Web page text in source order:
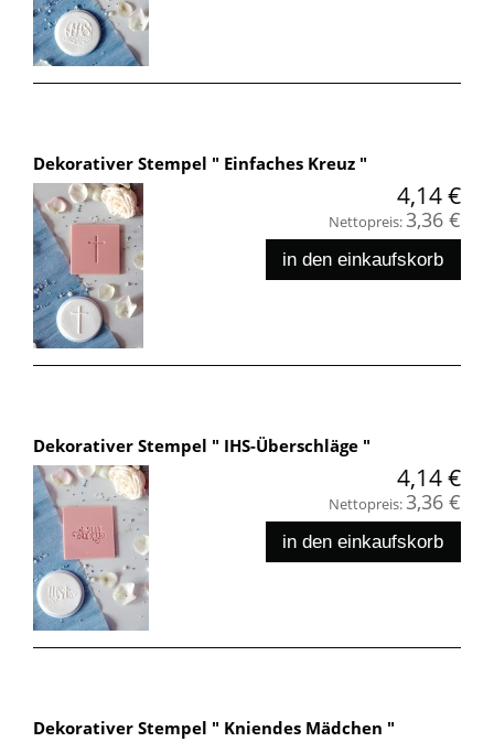
Dekorativer Stempel " Einfaches Kreuz "
4,14 €
Nettopreis:3,36 €
in den einkaufskorb
Dekorativer Stempel " IHS-Überschläge "
4,14 €
Nettopreis:3,36 €
in den einkaufskorb
Dekorativer Stempel " Kniendes Mädchen "